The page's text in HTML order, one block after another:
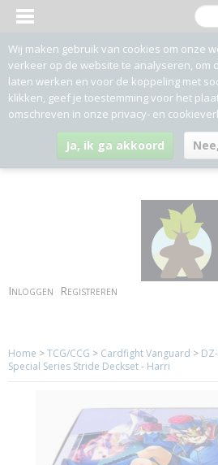
Inloggen Registreren
Home >TCG/CCG > Cardfight Vanguard >
Special Series Stride Deckset - Harri
Wij maken gebruik van cookies om onze
verkeer op de website te analyseren, om
laten werken en voor de koppeling met
klikken, geef je toestemming voor het
omschreven in onze privacy- en
Ja, ik ga akkoord